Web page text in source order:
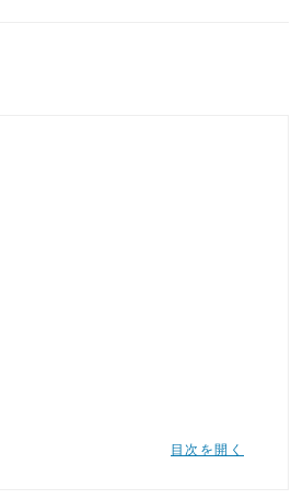
目次を開く